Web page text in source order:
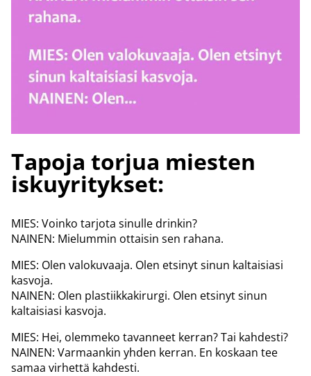
Tapoja torjua miesten
iskuyritykset:
MIES: Voinko tarjota sinulle drinkin?
NAINEN: Mielummin ottaisin sen rahana.
MIES: Olen valokuvaaja. Olen etsinyt sinun kaltaisiasi
kasvoja.
NAINEN: Olen plastiikkakirurgi. Olen etsinyt sinun
kaltaisiasi kasvoja.
MIES: Hei, olemmeko tavanneet kerran? Tai kahdesti?
NAINEN: Varmaankin yhden kerran. En koskaan tee
samaa virhettä kahdesti.